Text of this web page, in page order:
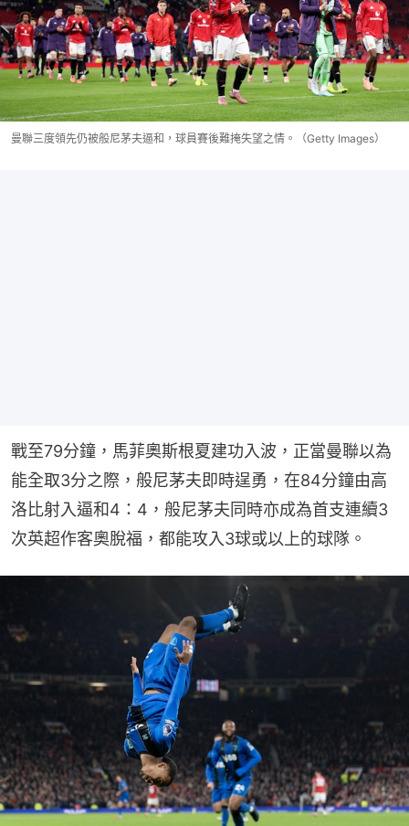
曼聯三度領先仍被般尼茅夫逼和，球員賽後難掩失望之情。（Getty Images）
戰至79分鐘，馬菲奧斯根夏建功入波，正當曼聯以為
能全取3分之際，般尼茅夫即時逞勇，在84分鐘由高
洛比射入逼和4：4，般尼茅夫同時亦成為首支連續3
次英超作客奧脫福，都能攻入3球或以上的球隊。